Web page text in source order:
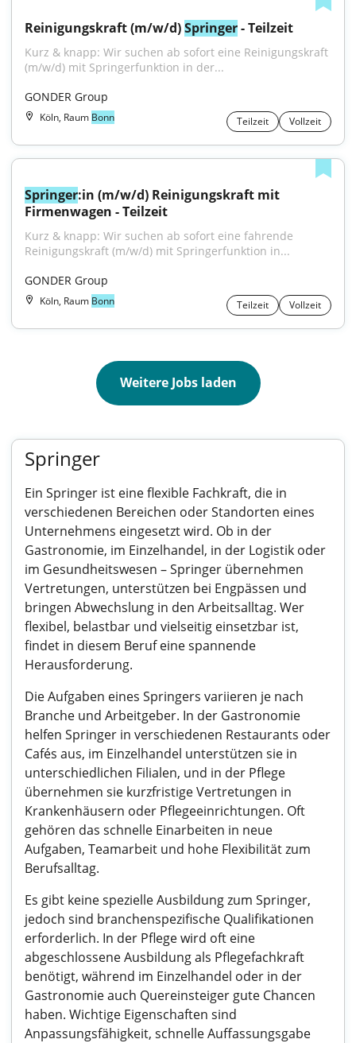
Reinigungskraft (m/w/d) Springer - Teilzeit
Kurz & knapp: Wir suchen ab sofort eine Reinigungskraft
(m/w/d) mit Springerfunktion in der...
GONDER Group
Köln, Raum Bonn Teilzeit Vollzeit
Springer:in (m/w/d) Reinigungskraft mit
Firmenwagen - Teilzeit
Kurz & knapp: Wir suchen ab sofort eine fahrende
Reinigungskraft (m/w/d) mit Springerfunktion in...
GONDER Group
Köln, Raum Bonn Teilzeit Vollzeit
Weitere Jobs laden
Springer
Ein Springer ist eine flexible Fachkraft, die in
verschiedenen Bereichen oder Standorten eines
Unternehmens eingesetzt wird. Ob in der
Gastronomie, im Einzelhandel, in der Logistik oder
im Gesundheitswesen – Springer übernehmen
Vertretungen, unterstützen bei Engpässen und
bringen Abwechslung in den Arbeitsalltag. Wer
flexibel, belastbar und vielseitig einsetzbar ist,
findet in diesem Beruf eine spannende
Herausforderung.
Die Aufgaben eines Springers variieren je nach
Branche und Arbeitgeber. In der Gastronomie
helfen Springer in verschiedenen Restaurants oder
Cafés aus, im Einzelhandel unterstützen sie in
unterschiedlichen Filialen, und in der Pflege
übernehmen sie kurzfristige Vertretungen in
Krankenhäusern oder Pflegeeinrichtungen. Oft
gehören das schnelle Einarbeiten in neue
Aufgaben, Teamarbeit und hohe Flexibilität zum
Berufsalltag.
Es gibt keine spezielle Ausbildung zum Springer,
jedoch sind branchenspezifische Qualifikationen
erforderlich. In der Pflege wird oft eine
abgeschlossene Ausbildung als Pflegefachkraft
benötigt, während im Einzelhandel oder in der
Gastronomie auch Quereinsteiger gute Chancen
haben. Wichtige Eigenschaften sind
Anpassungsfähigkeit, schnelle Auffassungsgabe